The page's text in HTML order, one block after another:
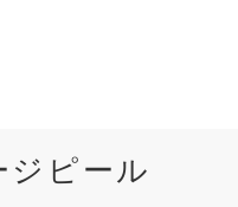
ジピール